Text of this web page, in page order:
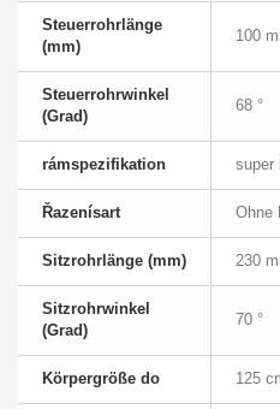
Steuerrohrlänge
(mm)
100
Steuerrohrwinkel
(Grad)
68 °
rámspezifikation super
Řazenísart Ohne
Sitzrohrlänge (mm) 230
Sitzrohrwinkel
(Grad)
70 °
Körpergröße do 125